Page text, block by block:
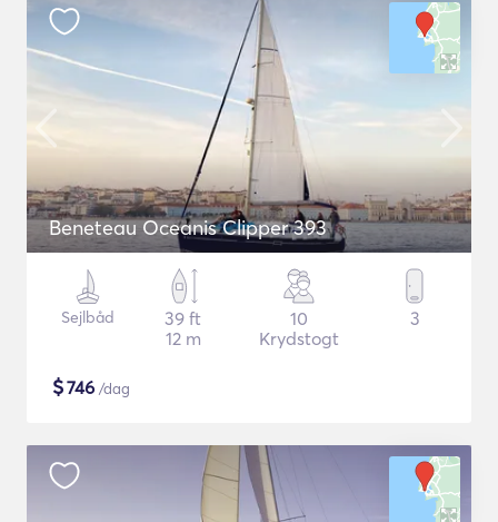
Beneteau Oceanis Clipper 393
Sejlbåd
39 ft
12 m
10
Krydstogt
3
$746 /dag